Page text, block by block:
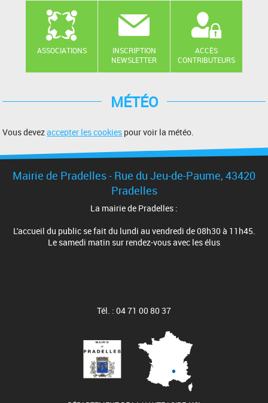
ASSOCIATIONS
INSCRIPTION
NEWSLETTER
ACCÈS
CONTRIBUTEURS
MÉTÉO
Vous devezaccepter les cookies pour voir la météo.
Mairie de Pradelles - Rue du Jeu-de-Paume, 43420
Pradelles
La mairie de Pradelles :
L'accueil du public se fait du lundi au vendredi de 08h30 à 11h45.
Le samedi matin sur rendez-vous avec les élus
Tél. : 04 71 00 80 37